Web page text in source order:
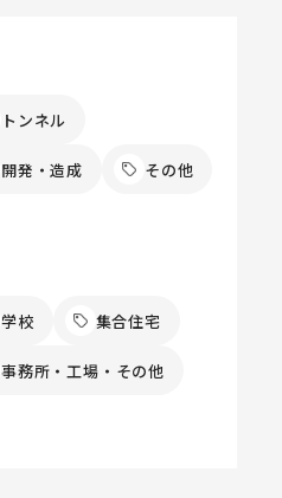
トンネル
開発・造成 その他
学校 集合住宅
事務所・工場・その他